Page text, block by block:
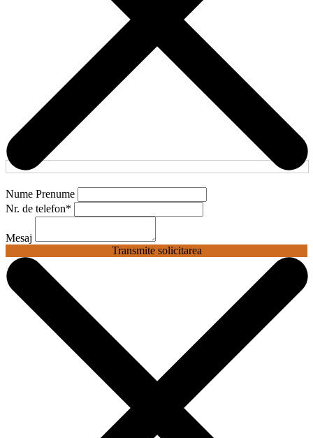
Nume Prenume
Nr. de telefon*
Mesaj
Transmite solicitarea